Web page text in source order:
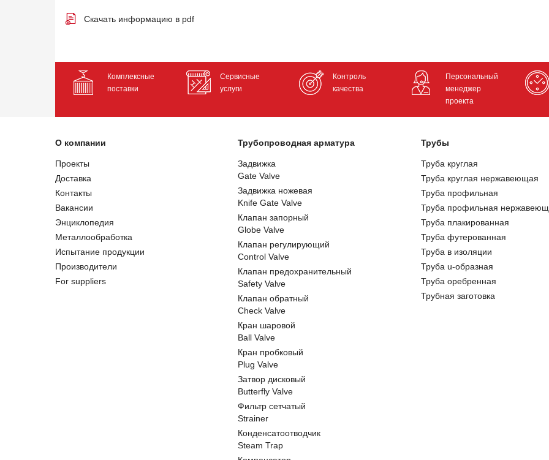
Скачать информацию в pdf
Комплексные
поставки
Сервисные
услуги
Контроль
качества
Персональный
менеджер
проекта
О компании
Проекты
Доставка
Контакты
Вакансии
Энциклопедия
Металлообработка
Испытание продукции
Производители
For suppliers
Трубопроводная арматура
Задвижка
Gate Valve
Задвижка ножевая
Knife Gate Valve
Клапан запорный
Globe Valve
Клапан регулирующий
Control Valve
Клапан предохранительный
Safety Valve
Клапан обратный
Check Valve
Кран шаровой
Ball Valve
Кран пробковый
Plug Valve
Затвор дисковый
Butterfly Valve
Фильтр сетчатый
Strainer
Конденсатоотводчик
Steam Trap
Трубы
Труба круглая
Труба круглая нержавеющая
Труба профильная
Труба профильная
Труба плакированная
Труба футерованная
Труба в изоляции
Труба u-образная
Труба оребренная
Трубная заготовка